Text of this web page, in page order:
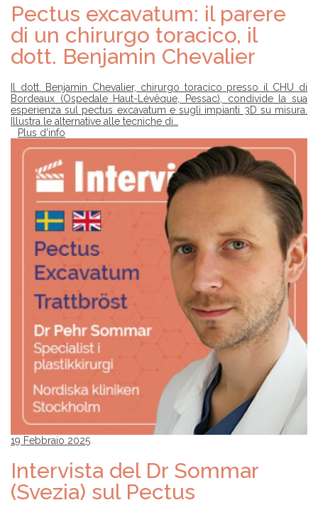
Pectus excavatum: il parere
di un chirurgo toracico, il
dott. Benjamin Chevalier
Il dott. Benjamin Chevalier, chirurgo toracico presso il CHU di
Bordeaux (Ospedale Haut-Lévêque, Pessac), condivide la sua
esperienza sul pectus excavatum e sugli impianti 3D su misura.
Illustra le alternative alle tecniche di…
Plus d'info
19 Febbraio 2025
Intervista del Dr Sommar
(Svezia) sul Pectus